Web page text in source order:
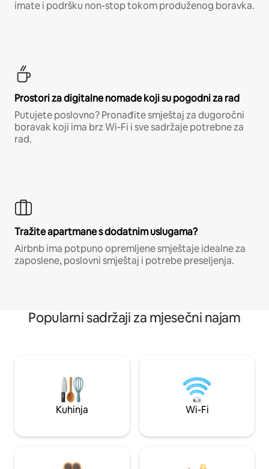
imate i podršku non-stop tokom produženog boravka.
Prostori za digitalne nomade koji su pogodni za rad
Putujete poslovno? Pronađite smještaj za dugoročni
boravak koji ima brz Wi-Fi i sve sadržaje potrebne za
rad.
Tražite apartmane s dodatnim uslugama?
Airbnb ima potpuno opremljene smještaje idealne za
zaposlene, poslovni smještaj i potrebe preseljenja.
Popularni sadržaji za mjesečni najam
Kuhinja Wi-Fi